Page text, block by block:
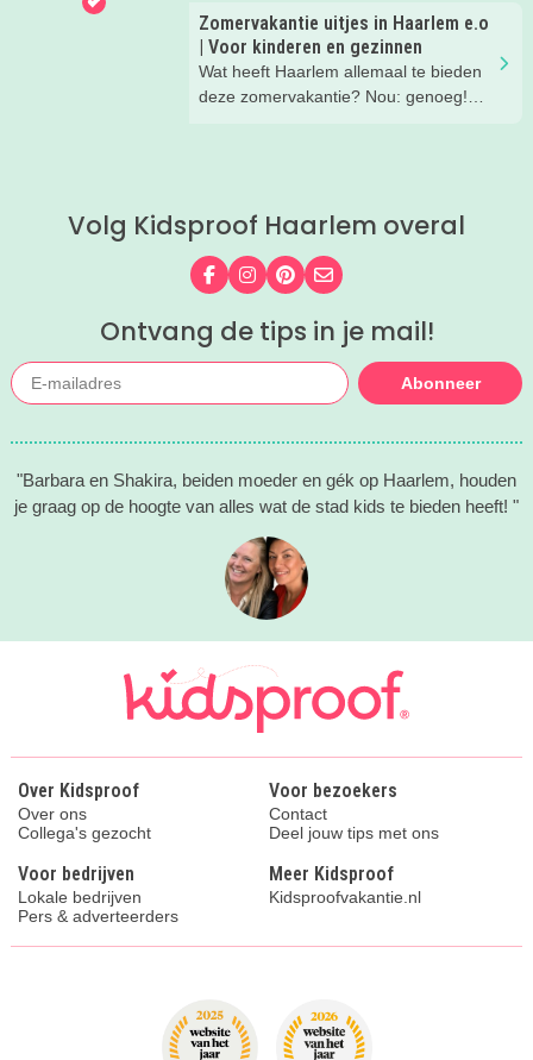
leuke testjes, ongeloofwaardige
wiskunde, waterspeeltuin,
zomerworkshops en nog veel meer bij
Rijksmuseum Boerhaave in Leiden!
Zomervakantie uitjes in Haarlem e.o
| Voor kinderen en gezinnen
Wat heeft Haarlem allemaal te bieden
deze zomervakantie? Nou: genoeg!
en activiteiten!
Volg Kidsproof Haarlem overal
Volg ons op Facebook
Volg ons op Instagram
Volg ons op Pinterest
Mail ons
Ontvang de tips in je mail!
Abonneer
"Barbara en Shakira, beiden moeder en gék op Haarlem, houden
je graag op de hoogte van alles wat de stad kids te bieden heeft! "
Over Kidsproof
Over ons
Collega's gezocht
Voor bezoekers
Contact
Deel jouw tips met ons
Voor bedrijven
Lokale bedrijven
Pers & adverteerders
Meer Kidsproof
Kidsproofvakantie.nl